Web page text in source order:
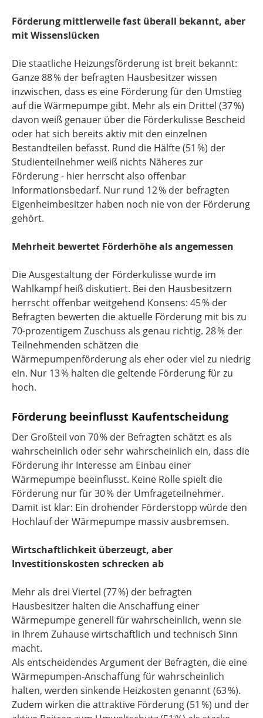
Förderung mittlerweile fast überall bekannt, aber
mit Wissenslücken
Die staatliche Heizungsförderung ist breit bekannt:
Ganze 88 % der befragten Hausbesitzer wissen
inzwischen, dass es eine Förderung für den Umstieg
auf die Wärmepumpe gibt. Mehr als ein Drittel (37 %)
davon weiß genauer über die Förderkulisse Bescheid
oder hat sich bereits aktiv mit den einzelnen
Bestandteilen befasst. Rund die Hälfte (51 %) der
Studienteilnehmer weiß nichts Näheres zur
Förderung - hier herrscht also offenbar
Informationsbedarf. Nur rund 12 % der befragten
Eigenheimbesitzer haben noch nie von der Förderung
gehört.
Mehrheit bewertet Förderhöhe als angemessen
Die Ausgestaltung der Förderkulisse wurde im
Wahlkampf heiß diskutiert. Bei den Hausbesitzern
herrscht offenbar weitgehend Konsens: 45 % der
Befragten bewerten die aktuelle Förderung mit bis zu
70-prozentigem Zuschuss als genau richtig. 28 % der
Teilnehmenden schätzen die
Wärmepumpenförderung als eher oder viel zu niedrig
ein. Nur 13 % halten die geltende Förderung für zu
hoch.
Förderung beeinflusst Kaufentscheidung
Der Großteil von 70 % der Befragten schätzt es als
wahrscheinlich oder sehr wahrscheinlich ein, dass die
Förderung ihr Interesse am Einbau einer
Wärmepumpe beeinflusst. Keine Rolle spielt die
Förderung nur für 30 % der Umfrageteilnehmer.
Damit ist klar: Ein drohender Förderstopp würde den
Hochlauf der Wärmepumpe massiv ausbremsen.
Wirtschaftlichkeit überzeugt, aber
Investitionskosten schrecken ab
Mehr als drei Viertel (77 %) der befragten
Hausbesitzer halten die Anschaffung einer
Wärmepumpe generell für wahrscheinlich, wenn sie
in Ihrem Zuhause wirtschaftlich und technisch Sinn
macht.
Als entscheidendes Argument der Befragten, die eine
Wärmepumpen-Anschaffung für wahrscheinlich
halten, werden sinkende Heizkosten genannt (63 %).
Zudem wirken die attraktive Förderung (51 %) und der